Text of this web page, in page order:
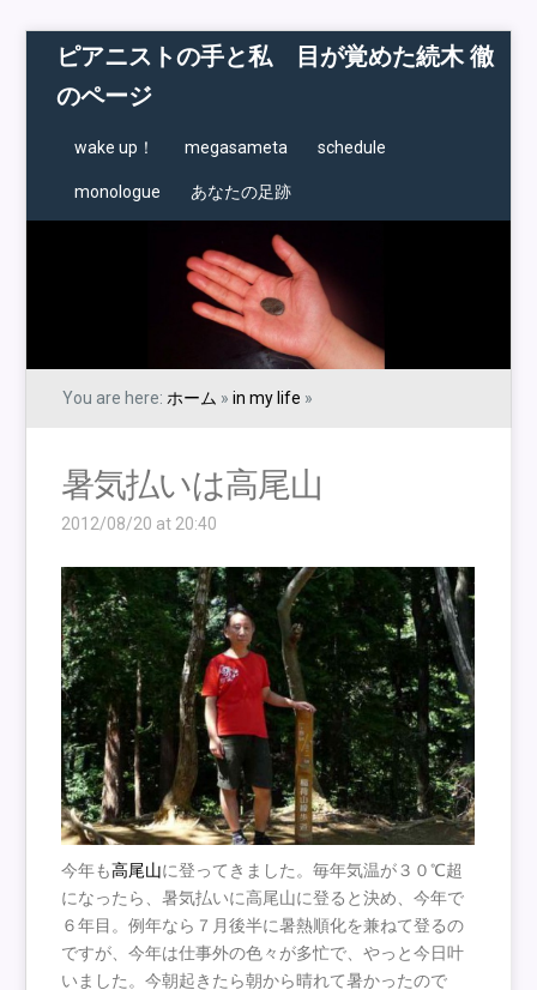
ピアニストの手と私 目が覚めた続木 徹
のページ
wake up！ megasameta schedule
monologue あなたの足跡
You are here: ホーム »in my life »
暑気払いは高尾山
2012/08/20 at 20:40
今年も高尾山に登ってきました。毎年気温が３０℃超
になったら、暑気払いに高尾山に登ると決め、今年で
６年目。例年なら７月後半に暑熱順化を兼ねて登るの
ですが、今年は仕事外の色々が多忙で、やっと今日叶
いました。今朝起きたら朝から晴れて暑かったので